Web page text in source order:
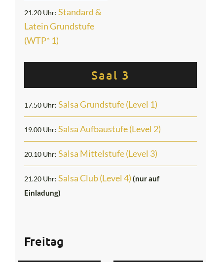
21.20 Uhr: Standard &
Latein Grundstufe
(WTP* 1)
Saal 3
17.50 Uhr: Salsa Grundstufe (Level 1)
19.00 Uhr: Salsa Aufbaustufe (Level 2)
20.10 Uhr: Salsa Mittelstufe (Level 3)
21.20 Uhr: Salsa Club (Level 4) (nur auf
Einladung)
Freitag